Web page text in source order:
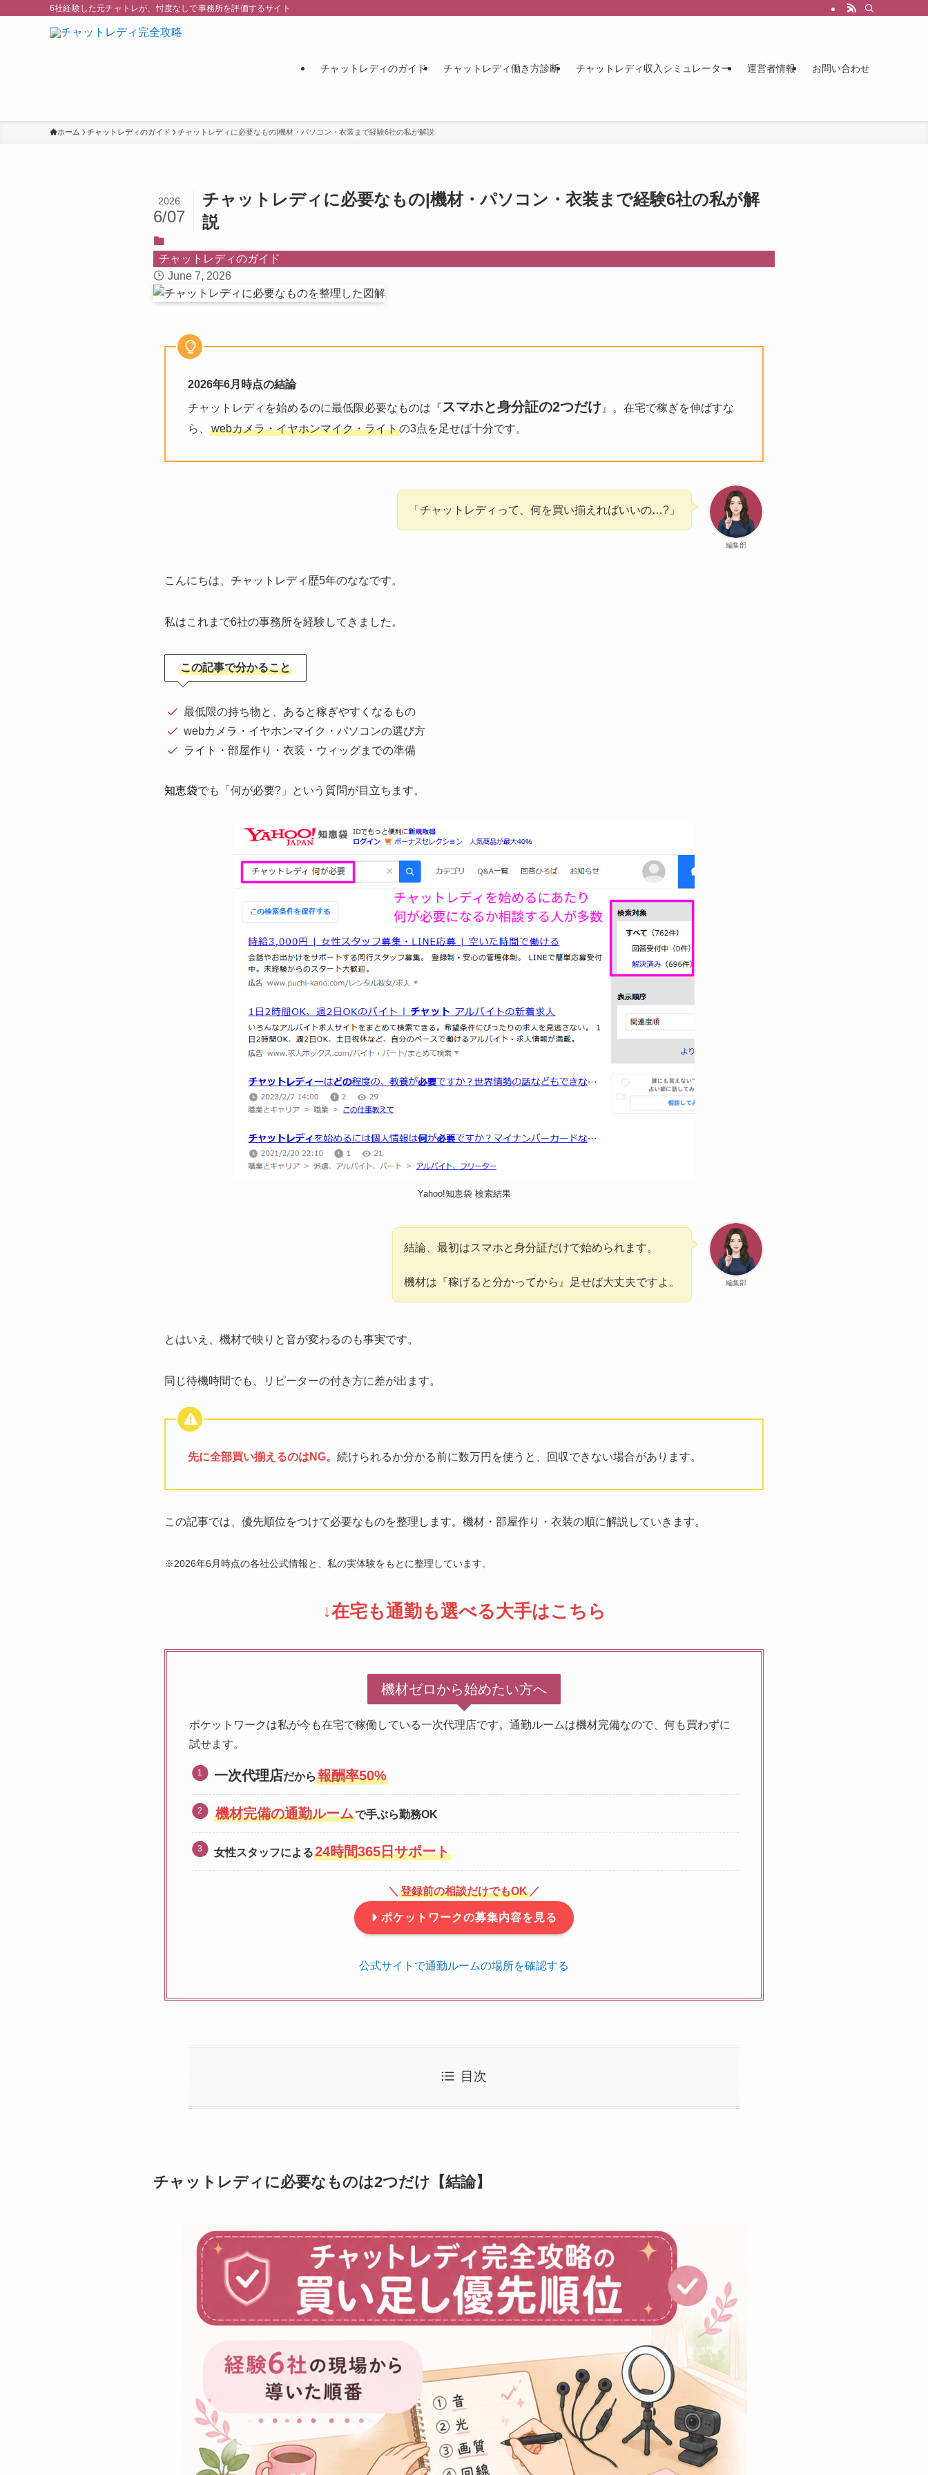
6社経験した元チャトレが、忖度なしで事務所を評価するサイト
チャットレディのガイド チャットレディ働き方診断 チャットレディ収入シミュレーター 運営者情報 お問い合わせ
ホーム チャットレディのガイド チャットレディに必要なもの|機材・パソコン・衣装まで経験6社の私が解説
チャットレディに必要なもの|機材・パソコン・衣装まで経験6社の私が解
説
2026
6/07
チャットレディのガイド
June 7, 2026
2026年6月時点の結論
チャットレディを始めるのに最低限必要なものは『スマホと身分証の2つだけ 』。在宅で稼ぎを伸ばすな
ら、
webカメラ・イヤホンマイク・ライトの3点を足せば十分です。
編集部
「チャットレディって、何を買い揃えればいいの…?」
こんにちは、チャットレディ歴5年のななです。
私はこれまで6社の事務所を経験してきました。
この記事で分かること
最低限の持ち物と、あると稼ぎやすくなるもの
webカメラ・イヤホンマイク・パソコンの選び方
ライト・部屋作り・衣装・ウィッグまでの準備
知恵袋でも「何が必要?」という質問が目立ちます。
Yahoo!知恵袋 検索結果
編集部
結論、最初はスマホと身分証だけで始められます。
機材は『稼げると分かってから』足せば大丈夫ですよ。
とはいえ、機材で映りと音が変わるのも事実です。
同じ待機時間でも、リピーターの付き方に差が出ます。
先に全部買い揃えるのはNG。 続けられるか分かる前に数万円を使うと、回収できない場合があります。
この記事では、優先順位をつけて必要なものを整理します。機材・部屋作り・衣装の順に解説していきます。
※2026年6月時点の各社公式情報と、私の実体験をもとに整理しています。
↓在宅も通勤も選べる大手はこちら
機材ゼロから始めたい方へ
ポケットワークは私が今も在宅で稼働している一次代理店です。通勤ルームは機材完備なので、何も買わずに
試せます。
一次代理店だから 報酬率50%
機材完備の通勤ルームで手ぶら勤務OK
女性スタッフによる24時間365日サポート
＼ 登録前の相談だけでもOK ／
ポケットワークの募集内容を見る
公式サイトで通勤ルームの場所を確認する
目次
チャットレディに必要なものは2つだけ【結論】